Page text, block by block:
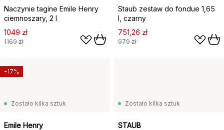
Naczynie tagine Emile Henry
ciemnoszary, 2 l
1049 zł
1169 zł
Staub zestaw do fondue 1,65
l, czarny
751,26 zł
979 zł
Zostało kilka sztuk
Emile Henry
-17%
Zostało kilka sztuk
STAUB